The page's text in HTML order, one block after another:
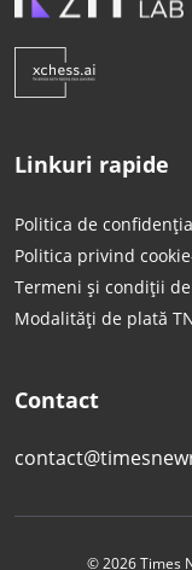
Linkuri rapide
Politica de
Politica privind
Termeni și condiții
Modalități de plată
Contact
© 2026 Times